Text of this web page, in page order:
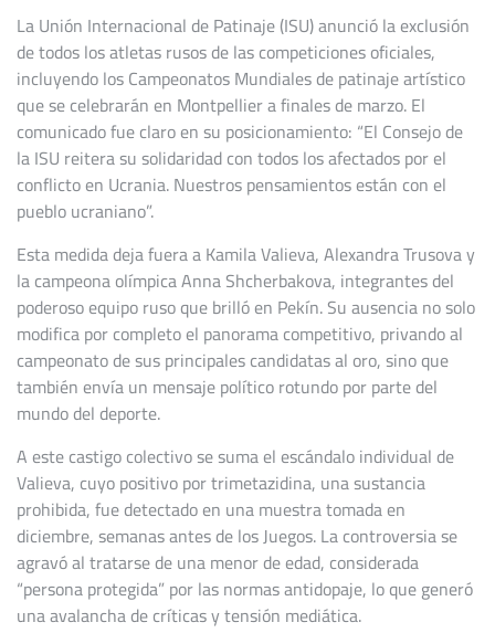
La Unión Internacional de Patinaje (ISU) anunció la exclusión
de todos los atletas rusos de las competiciones oficiales,
incluyendo los Campeonatos Mundiales de patinaje artístico
que se celebrarán en Montpellier a finales de marzo. El
comunicado fue claro en su posicionamiento: “El Consejo de
la ISU reitera su solidaridad con todos los afectados por el
conflicto en Ucrania. Nuestros pensamientos están con el
pueblo ucraniano”.
Esta medida deja fuera a Kamila Valieva, Alexandra Trusova y
la campeona olímpica Anna Shcherbakova, integrantes del
poderoso equipo ruso que brilló en Pekín. Su ausencia no solo
modifica por completo el panorama competitivo, privando al
campeonato de sus principales candidatas al oro, sino que
también envía un mensaje político rotundo por parte del
mundo del deporte.
A este castigo colectivo se suma el escándalo individual de
Valieva, cuyo positivo por trimetazidina, una sustancia
prohibida, fue detectado en una muestra tomada en
diciembre, semanas antes de los Juegos. La controversia se
agravó al tratarse de una menor de edad, considerada
“persona protegida” por las normas antidopaje, lo que generó
una avalancha de críticas y tensión mediática.